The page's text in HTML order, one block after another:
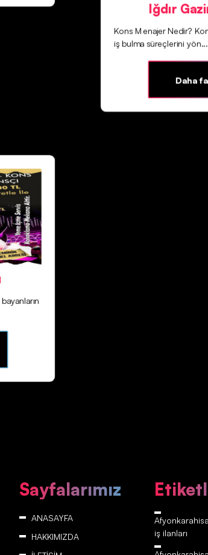
Iğdır
Kons Menajer Nedir?
iş bulma süreçlerini yön...
Daha
Sayfalarımız
ANASAYFA
HAKKIMIZDA
iş ilanları